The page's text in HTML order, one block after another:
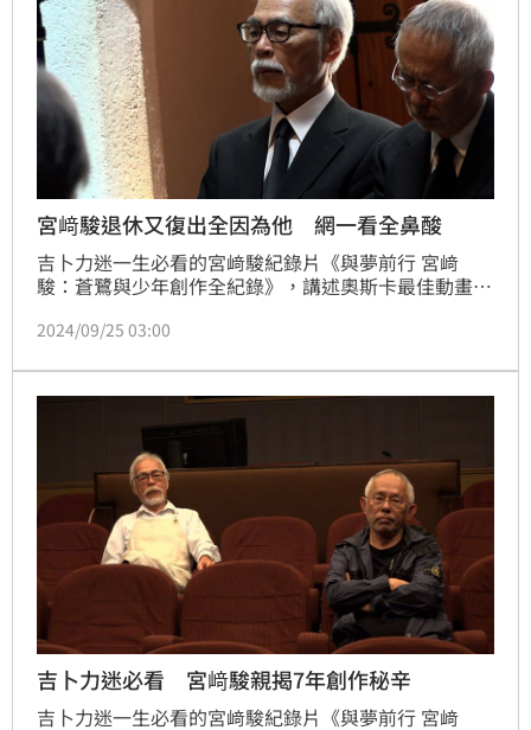
宮﨑駿退休又復出全因為他 網一看全鼻酸
吉卜力迷一生必看的宮﨑駿紀錄片《與夢前行 宮﨑
駿：蒼鷺與少年創作全紀錄》，講述奧斯卡最佳動畫片
師宮﨑駿的完美日常與閱歷豐富的人生智慧。片中深刻
製作人夥伴鈴木敏夫的精闢補充，盡顯吉卜力三巨頭走
過半百歲月的真摯友情，宮﨑駿在鏡頭前的真情流露也
引人淚腺失守！林汝珊
2024/09/25 03:00
吉卜力迷必看 宮﨑駿親揭7年創作秘辛
吉卜力迷一生必看的宮﨑駿紀錄片《與夢前行 宮﨑